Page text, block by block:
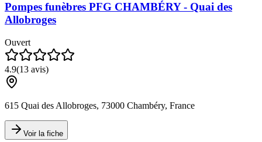
Pompes funèbres PFG CHAMBÉRY - Quai des
Allobroges
Ouvert
4.9(13 avis)
615 Quai des Allobroges, 73000 Chambéry, France
Voir la fiche